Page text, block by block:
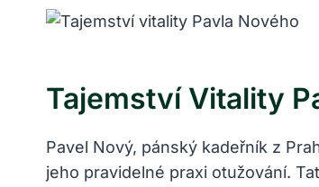
Tajemství Vitality
Pavel Nový, pánský kadeřník z
jeho pravidelné praxi otužování.